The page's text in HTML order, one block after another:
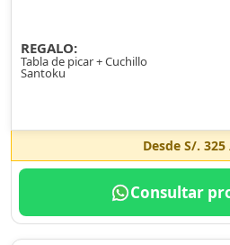
REGALO:
Tabla de picar + Cuchillo
Santoku
Desde S/. 325
Consultar